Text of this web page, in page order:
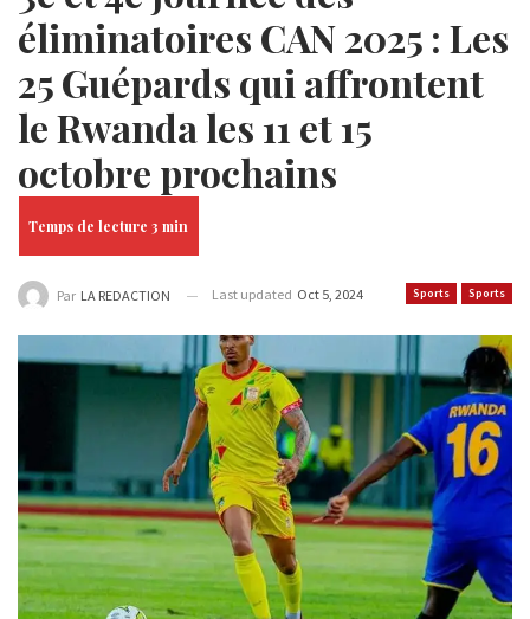
éliminatoires CAN 2025 : Les
25 Guépards qui affrontent
le Rwanda les 11 et 15
octobre prochains
Sports Sports
Par LA REDACTION Last updated Oct 5, 2024